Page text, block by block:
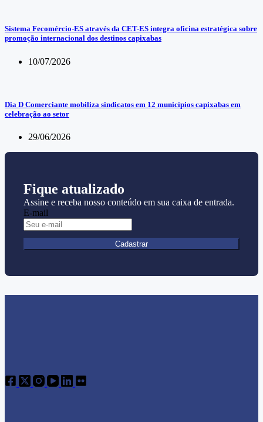
Sistema Fecomércio-ES através da CET-ES integra oficina estratégica sobre
promoção internacional dos destinos capixabas
10/07/2026
Dia D Comerciante mobiliza sindicatos em 12 municípios capixabas em
celebração ao setor
29/06/2026
Fique atualizado
Assine e receba nosso conteúdo em sua caixa de entrada.
E-mail
Cadastrar